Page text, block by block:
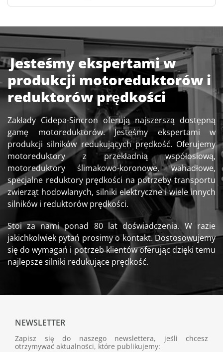
Jesteśmy ekspertami w
produkcji motoreduktorów i
reduktorów prędkości
Zakłady Cidepa-Sincron oferują najszerszą dostępną
gamę motoreduktorów. Jesteśmy ekspertami w
produkcji silników redukujących prędkość. Oferujemy
motoreduktory z przekładnią współosiową,
motoreduktory ślimakowo-koronowe, wahadłowe,
specjalne reduktory prędkości na potrzeby transportu
zwierząt hodowlanych, silniki elektryczne i wiele innych
silników i reduktorów prędkości.
Stoi za nami ponad 80 lat doświadczenia. W razie
jakichkolwiek pytań prosimy o kontakt. Dostosowujemy
się do wymagań i potrzeb klientów oferując dzięki temu
najlepsze silniki redukujące prędkość.
NEWSLETTER
Zapisz się do naszego newslettera, jeśli chcesz
otrzymywać aktualności, które publikujemy: